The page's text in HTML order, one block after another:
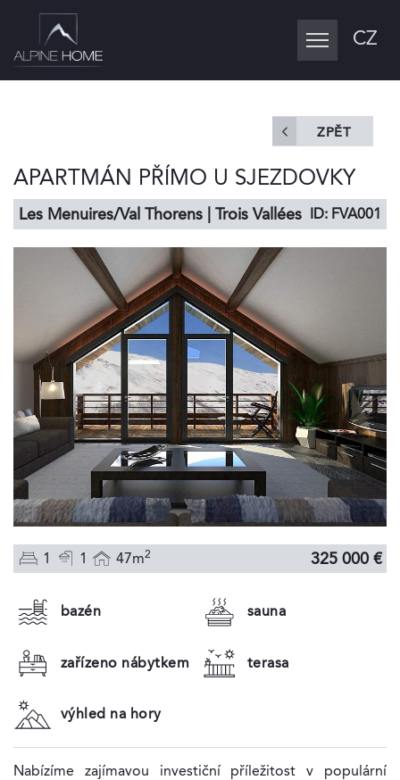
Toggle
navigation
CZ
ZPĚT
APARTMÁN PŘÍMO U SJEZDOVKY
Les Menuires/Val Thorens | Trois Vallées ID: FVA001
1 1 47m2 325 000 €
bazén sauna
zařízeno nábytkem terasa
výhled na hory
Nabízíme zajímavou investiční příležitost v populární